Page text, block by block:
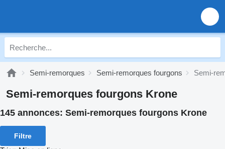
Semi-remorques Semi-remorques fourgons Semi-
Semi-remorques fourgons Krone
145 annonces: Semi-remorques fourgons Krone
Filtre